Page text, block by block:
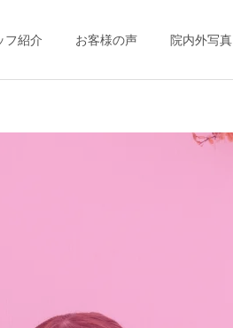
フ紹介 お客様の声 院内外写真